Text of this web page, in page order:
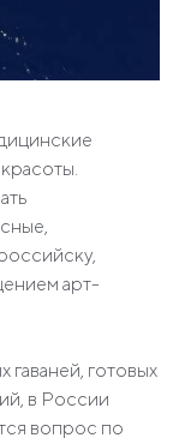
арт-
гаваней, готовых
в России
вопрос по